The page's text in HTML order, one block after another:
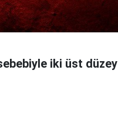
iki üst düzey